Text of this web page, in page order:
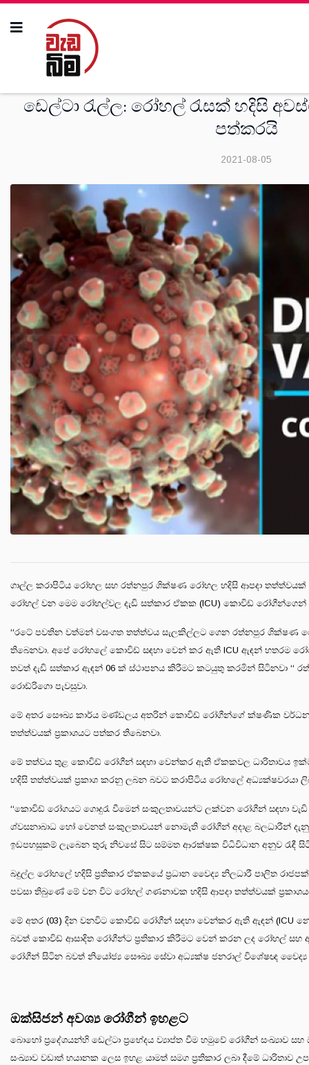
ඩෙල්ටා රැල්ල: රෝහල් රැසක් හදිසි
පත්කරයි
2021-08-05
ගාල්ල කරාපිටිය රෝහල සහ රත්නපුර ශික්ෂණ රෝහල හදිසි ආපදා තත්ත්වයක්
රෝහල් වන මෙම රෝහල්වල දැඩි සත්කාර ඒකක (ICU) කොවිඩ් රෝගීන්ගෙන්
‘‘රටේ පවතින වත්මන් වසංගත තත්ත්වය සැලකිල්ලට ගෙන රත්නපුර ශික්ෂණ
තිබෙනවා. අපේ රෝහලේ කොවිඩ් සඳහා වෙන් කර ඇති ICU ඇඳන් හතරම
තවත් දැඩි සත්කාර ඇඳන් 06 ක් ස්ථාපනය කිරීමට කටයුතු කරමින් සිටිනවා
රොඩ්රිගො පැවසුවා.
මේ අතර සෞඛ්‍ය කාර්ය මණ්ඩලය අතරින් කොවිඩ් රෝගීන්ගේ ක්ෂණික
තත්ත්වයක් ප්‍රකාශයට පත්කර තිබෙනවා.
මේ තත්වය තුළ කොවිඩ් රෝගීන් සඳහා වෙන්කර ඇති ඒකකවල ධාරිතාවය
හදිසි තත්ත්වයක් ප්‍රකාශ කරනු ලබන බවට කරාපිටිය රෝහලේ අධ්‍යක්ෂවරයා
‘‘කොවිඩ් රෝගයට ගොදුරැ වීමෙන් සංකුලතාවයන්ට ලක්වන රෝගීන් සඳහා වැඩි
ශ්වසනාබාධ හෝ වෙනත් සංකුලතාවයන් නොමැති රෝගීන් අදාළ බලධාරීන්
ඉඩපහසුකම් ලැබෙන තුරු නිවසේ සිට සම්මත ආරක්ෂක විධිවිධාන අනුව රැඳී
බදුල්ල රෝහලේ හදිසි ප්‍රතිකාර ඒකකයේ ප්‍රධාන වෛද්‍ය නිලධාරී පාලිත
පවසා තිබුණේ මේ වන විට රෝහල් ගණනාවක හදිසි ආපදා තත්ත්වයක්
මේ අතර (03) දින වනවිට කොවිඩ් රෝගීන් සඳහා වෙන්කර ඇති ඇඳන් (ICU
බවත් කොවිඩ් ආසාදිත රෝගීන්ට ප්‍රතිකාර කිරීමට වෙන් කරන ලද රෝහල් සහ
රෝගීන් සිටින බවත් නියෝජ්‍ය සෞඛ්‍ය සේවා අධ්‍යක්ෂ ජනරාල් විශේෂඥ වෛද්‍ය
ඔක්සිජන් අවශ්‍ය රෝගීන් ඉහළට
බොහෝ ප්‍රදේශයන්හි ඩෙල්ටා ප්‍රභේදය ව්‍යාප්ත වීම හමුවේ රෝගීන් සංඛ්‍යාව
සංඛ්‍යාව වඩාත් භයානක ලෙස ඉහළ යාමත් සමග ප්‍රතිකාර ලබා දීමේ